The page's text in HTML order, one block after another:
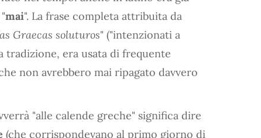
mai". La frase completa attribuita da
Graecas soluturos" ("intenzionati a
tradizione, era usata di frequente
non avrebbero mai ripagato davvero
"alle calende greche" significa dire
(che corrispondevano al primo giorno di